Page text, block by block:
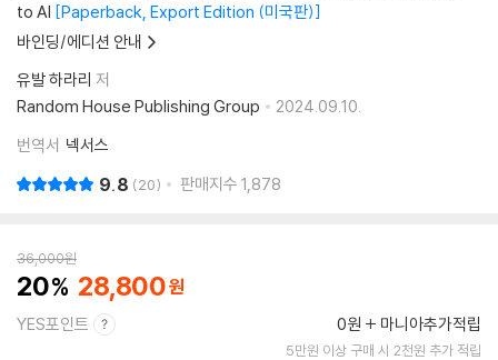
to AI Paperback, Export Edition (미국판)
바인딩/에디션 안내
유발 하라리 저
Random House Publishing Group
2024.09.10.
번역서 넥서스
9.8 20 판매지수 1,878
36,000원
20 28,800
YES포인트 0원 마니아추가적립
5만원 이상 구매 시 2천원 추가 적립